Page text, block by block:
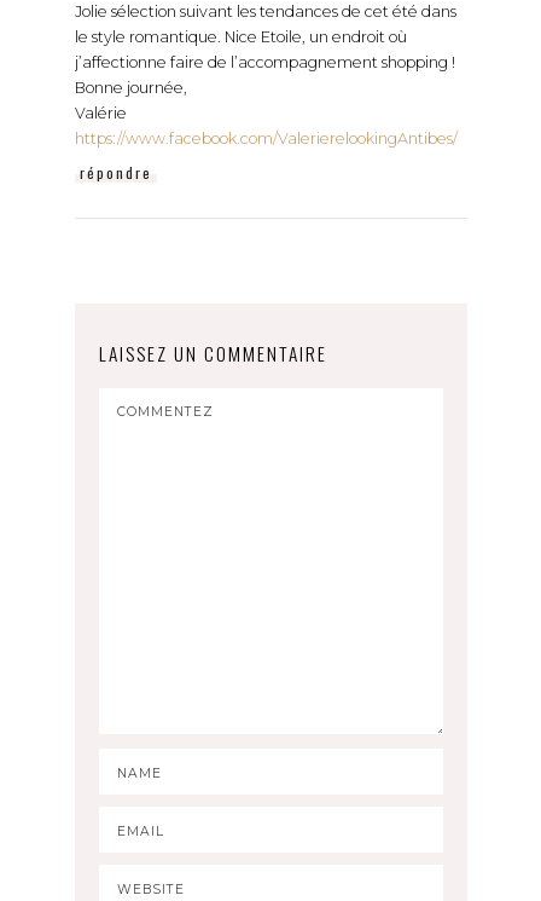
Jolie sélection suivant les tendances de cet été dans
le style romantique. Nice Etoile, un endroit où
j’affectionne faire de l’accompagnement shopping !
Bonne journée,
Valérie
https://www.facebook.com/ValerierelookingAntibes/
répondre
LAISSEZ UN COMMENTAIRE